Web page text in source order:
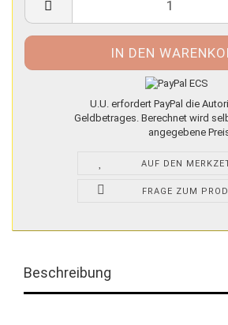
U.U. erfordert PayPal die
Geldbetrages. Berechnet wird
angegebene
AUF DEN
FRAGE ZUM
Beschreibung